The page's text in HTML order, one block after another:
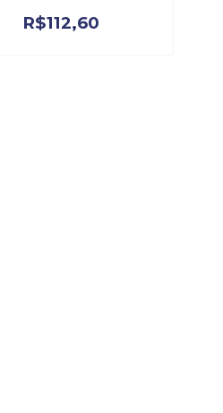
R$112,60